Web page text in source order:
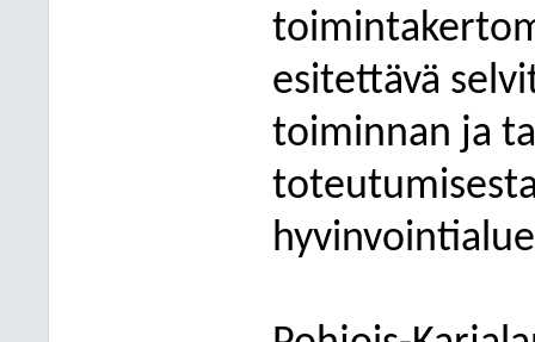
esitettävä
toiminnan ja